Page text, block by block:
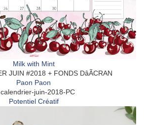
Milk with Mint
Paon Paon
Potentiel Créatif